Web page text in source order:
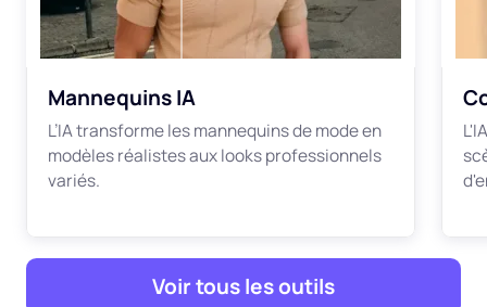
Mannequins IA
L’IA transforme les mannequins de mode en
modèles réalistes aux looks professionnels
variés.
Voir tous les outils